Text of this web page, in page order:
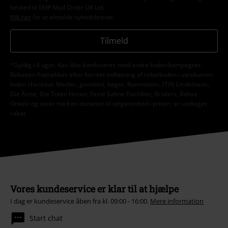
besked til EMP Mail Order UK Ltd.
Klik her
for at afmelde nyhedsbrevet.
Tilmeld
*Gyldig i 4 uger. Kan ikke kombineres med andre koder/kampagner.
Rabatten fratrækkes efter korrekt indløsning af rabatkoden i varekurven
inden checkout. Medier, gavekort, bøger, Rammstein, (Till) Lindemann,
Die Ärzte, Die Toten Hosen, Feine Sahne Fischfilet, Broilers, Böhse
Onkelz og varer med en donation til velgørenhed i prisen, er undtaget
rabat.
Vores kundeservice er klar til at hjælpe
I dag er kundeservice åben fra kl. 09:00 - 16:00. Mere information
Start chat